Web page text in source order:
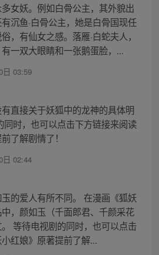
女妖。例如白骨公主，其外貌出
沉鱼·白骨公主，她是白骨国现任
，有仙女之感。落雁·白蛇夫人，
一双大眼睛和一张鹅蛋脸，...
日 03:59
直接关于妖狐中的龙神的具体明
时，也可以点击下方链接来阅读
了解剧情了！
日 02:44
的爱人有所不同。 在漫画《狐妖
，颜如玉（千面郎君、千颜采花
等待电视剧的同时，也可以点击
红娘》原著提前了解...